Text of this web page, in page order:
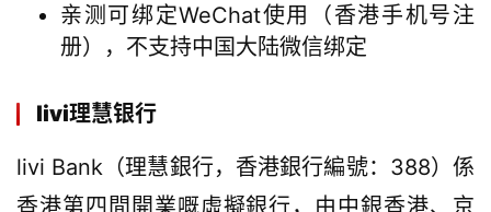
亲测可绑定WeChat使用（香港手机号注
册），不支持中国大陆微信绑定
livi理慧银行
livi Bank（理慧銀行，香港銀行編號：388）係
香港第四間開業嘅虛擬銀行，由中銀香港、京